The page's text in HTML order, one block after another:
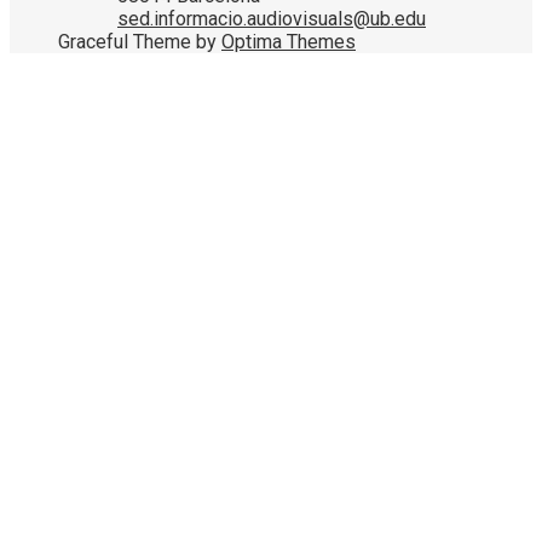
sed.informacio.audiovisuals@ub.edu
Graceful Theme by Optima Themes